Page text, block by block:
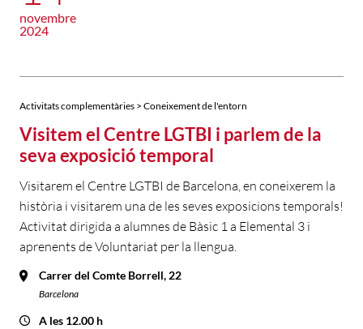
novembre
2024
Activitats complementàries > Coneixement de l'entorn
Visitem el Centre LGTBI i parlem de la
seva exposició temporal
Visitarem el Centre LGTBI de Barcelona, en coneixerem la
història i visitarem una de les seves exposicions temporals!
Activitat dirigida a alumnes de Bàsic 1 a Elemental 3 i
aprenents de Voluntariat per la llengua.
Carrer del Comte Borrell, 22
Barcelona
A les 12.00 h